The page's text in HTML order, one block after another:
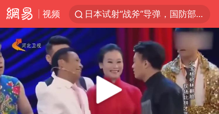
视频
日本试射“战斧”导弹，国防部回应
东航：国内客票提前14天免费退改
台风白海豚中心风力增强
向鹏0-3不敌张本智和
四川宜宾市高县4.9级地震致1人死亡
超颖电子拟投资20.86亿建设新项目